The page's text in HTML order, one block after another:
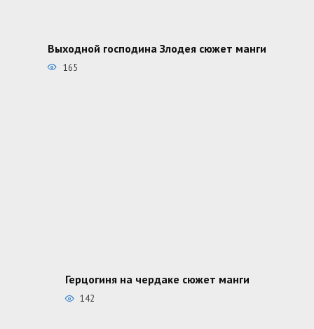
Выходной господина Злодея сюжет манги
165
Герцогиня на чердаке сюжет манги
142